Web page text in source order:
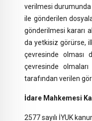
verilmesi durumunda
ile gönderilen
gönderilmesi kararı
da yetkisiz görürse,
çevresinde olması
çevresinde
tarafından verilen
İdare Mahkemesi
2577 sayılı İYUK